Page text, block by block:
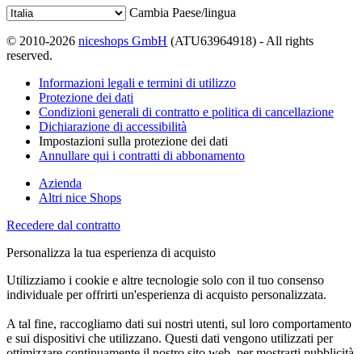
Cambia Paese/lingua
© 2010-2026 niceshops GmbH (ATU63964918) - All rights
reserved.
Informazioni legali e termini di utilizzo
Protezione dei dati
Condizioni generali di contratto e politica di cancellazione
Dichiarazione di accessibilità
Impostazioni sulla protezione dei dati
Annullare qui i contratti di abbonamento
Azienda
Altri nice Shops
Recedere dal contratto
Personalizza la tua esperienza di acquisto
Utilizziamo i cookie e altre tecnologie solo con il tuo consenso
individuale per offrirti un'esperienza di acquisto personalizzata.
A tal fine, raccogliamo dati sui nostri utenti, sul loro comportamento
e sui dispositivi che utilizzano. Questi dati vengono utilizzati per